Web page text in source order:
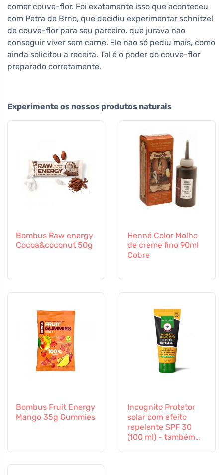
comer couve-flor. Foi exatamente isso que aconteceu
com Petra de Brno, que decidiu experimentar schnitzel
de couve-flor para seu parceiro, que jurava não
conseguir viver sem carne. Ele não só pediu mais, como
ainda solicitou a receita. Tal é o poder do couve-flor
preparado corretamente.
Experimente os nossos produtos naturais
Bombus Raw energy
Cocoa&coconut 50g
Henné Color Molho
de creme fino 90ml
Cobre
Bombus Fruit Energy
Mango 35g Gummies
Incognito Protetor
solar com efeito
repelente SPF 30
(100 ml) - também